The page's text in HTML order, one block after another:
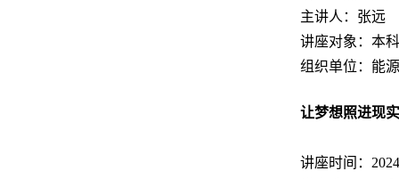
主讲人：张远
讲座对象：本
组织单位：能
让梦想照进现实
讲座时间：